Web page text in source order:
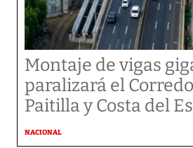
Montaje de vigas
paralizará el
Paitilla y Costa del
NACIONAL